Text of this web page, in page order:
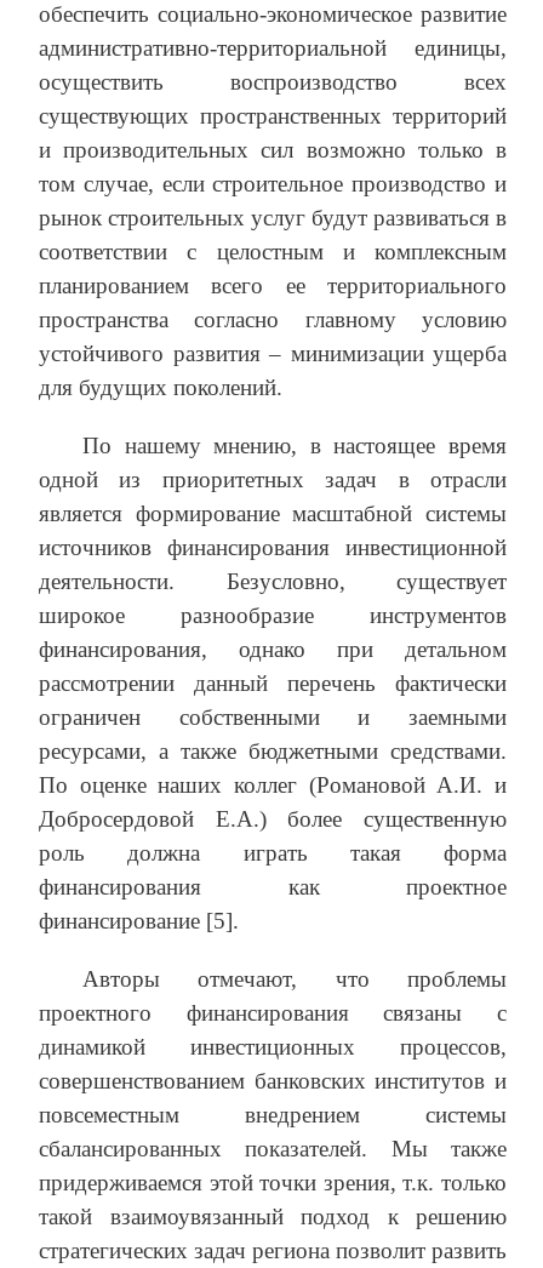
обеспечить социально-экономическое развитие
административно-территориальной единицы,
осуществить воспроизводство всех
существующих пространственных территорий
и производительных сил возможно только в
том случае, если строительное производство и
рынок строительных услуг будут развиваться в
соответствии с целостным и комплексным
планированием всего ее территориального
пространства согласно главному условию
устойчивого развития – минимизации ущерба
для будущих поколений.
По нашему мнению, в настоящее время
одной из приоритетных задач в отрасли
является формирование масштабной системы
источников финансирования инвестиционной
деятельности. Безусловно, существует
широкое разнообразие инструментов
финансирования, однако при детальном
рассмотрении данный перечень фактически
ограничен собственными и заемными
ресурсами, а также бюджетными средствами.
По оценке наших коллег (Романовой А.И. и
Добросердовой Е.А.) более существенную
роль должна играть такая форма
финансирования как проектное
финансирование [5].
Авторы отмечают, что проблемы
проектного финансирования связаны с
динамикой инвестиционных процессов,
совершенствованием банковских институтов и
повсеместным внедрением системы
сбалансированных показателей. Мы также
придерживаемся этой точки зрения, т.к. только
такой взаимоувязанный подход к решению
стратегических задач региона позволит развить